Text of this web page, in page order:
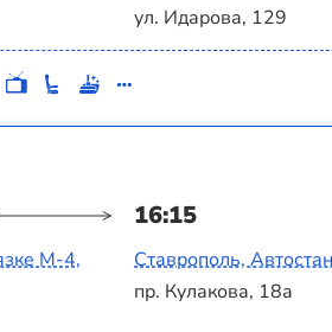
ул. Идарова, 129
16:15
М-4,
Ставрополь,
пр. Кулакова, 18а